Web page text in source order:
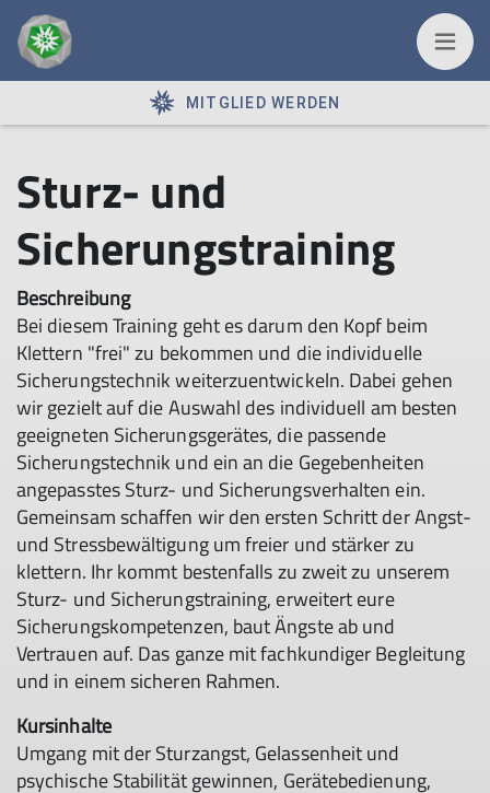
MITGLIED WERDEN
Sturz- und
Sicherungstraining
Beschreibung
Bei diesem Training geht es darum den Kopf beim
Klettern "frei" zu bekommen und die individuelle
Sicherungstechnik weiterzuentwickeln. Dabei gehen
wir gezielt auf die Auswahl des individuell am besten
geeigneten Sicherungsgerätes, die passende
Sicherungstechnik und ein an die Gegebenheiten
angepasstes Sturz- und Sicherungsverhalten ein.
Gemeinsam schaffen wir den ersten Schritt der Angst-
und Stressbewältigung um freier und stärker zu
klettern. Ihr kommt bestenfalls zu zweit zu unserem
Sturz- und Sicherungstraining, erweitert eure
Sicherungskompetenzen, baut Ängste ab und
Vertrauen auf. Das ganze mit fachkundiger Begleitung
und in einem sicheren Rahmen.
Kursinhalte
Umgang mit der Sturzangst, Gelassenheit und
psychische Stabilität gewinnen, Gerätebedienung,